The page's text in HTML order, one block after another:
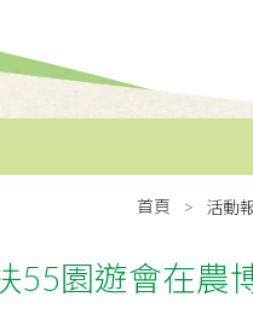
首頁 活動
55園遊會在農